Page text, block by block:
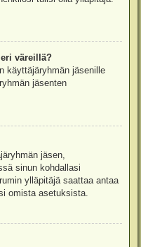
väreillä?
käyttäjäryhmän jäsenille
jäsenten
jäsen,
sinun kohdallasi
ylläpitäjä saattaa antaa
omista asetuksista.